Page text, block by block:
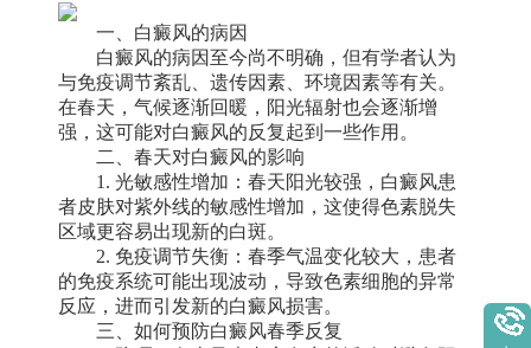
一、白癜风的病因
白癜风的病因至今尚不明确，但有学者认为
与免疫调节紊乱、遗传因素、环境因素等有关。
在春天，气候逐渐回暖，阳光辐射也会逐渐增
强，这可能对白癜风的反复起到一些作用。
二、春天对白癜风的影响
1. 光敏感性增加：春天阳光较强，白癜风患
者皮肤对紫外线的敏感性增加，这使得色素脱失
区域更容易出现新的白斑。
2. 免疫调节失衡：春季气温变化较大，患者
的免疫系统可能出现波动，导致色素细胞的异常
反应，进而引发新的白癜风损害。
三、如何预防白癜风春季反复